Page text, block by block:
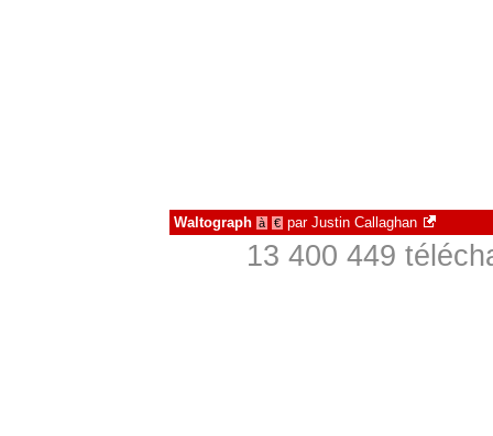
Waltograph à € par Justin Callaghan
13 400 449